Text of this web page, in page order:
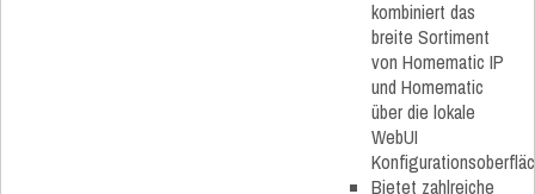
kombiniert das
breite Sortiment
von Homematic IP
und Homematic
über die lokale
WebUI
Bietet zahlreiche